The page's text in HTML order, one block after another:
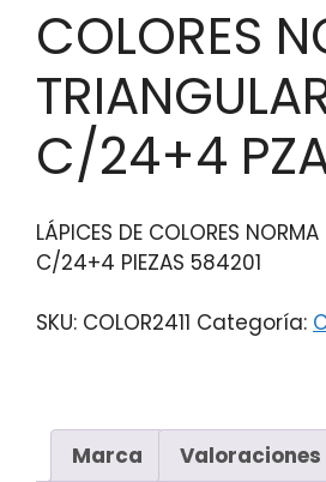
COLORES
C/24+4
LÁPICES DE COLORES NORMA
C/24+4 PIEZAS 584201
SKU: COLOR2411 Categoría:
Marca